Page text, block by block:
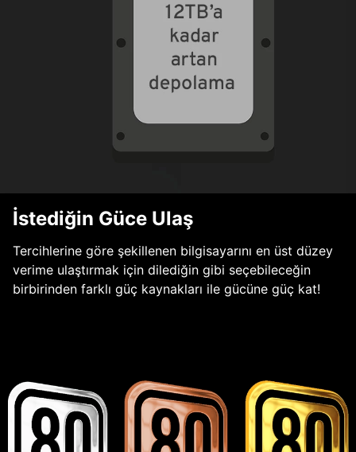
İstediğin Güce Ulaş
Tercihlerine göre şekillenen bilgisayarını en üst düzey
verime ulaştırmak için dilediğin gibi seçebileceğin
birbirinden farklı güç kaynakları ile gücüne güç kat!